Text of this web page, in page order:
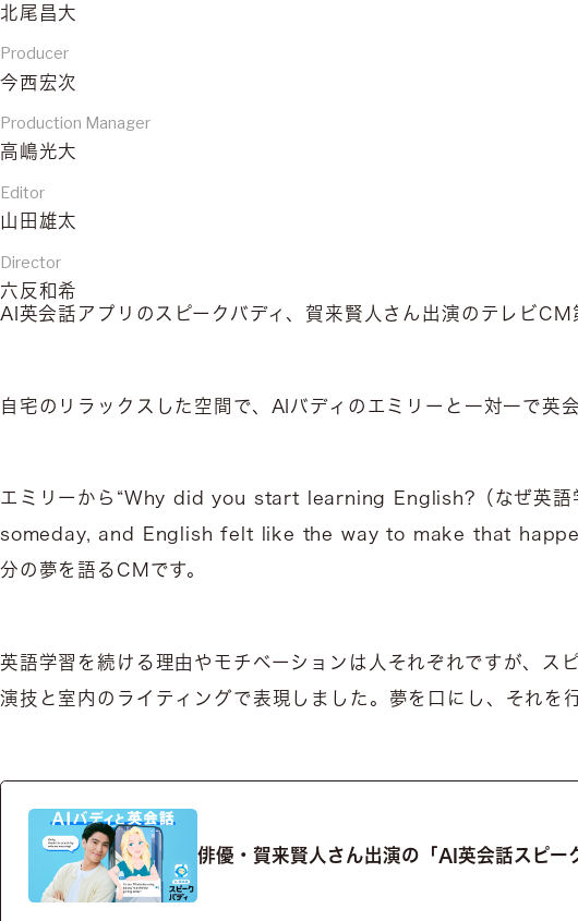
北尾昌大
Producer
今西宏次
Production Manager
高嶋光大
Editor
山田雄太
Director
六反和希
AI英会話アプリのスピークバディ、賀来賢人さん出演のテレビCM
自宅のリラックスした空間で、AIバディのエミリーと一対一で英
エミリーから“Why did you start learning English?（なぜ英
someday, and English felt like the way to make that happen.
分の夢を語るCMです。
英語学習を続ける理由やモチベーションは人それぞれですが、ス
演技と室内のライティングで表現しました。夢を口にし、それを
俳優・賀来賢人さん出演の「AI英会話スピ